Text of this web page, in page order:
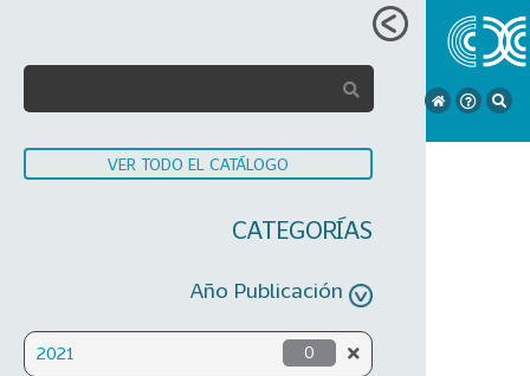
VER TODO EL CATÁLOGO
CATEGORÍAS
Año Publicación
2021 0